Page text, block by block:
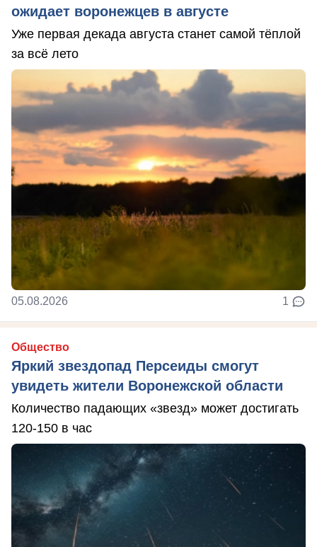
ожидает воронежцев в августе
Уже первая декада августа станет самой тёплой
за всё лето
05.08.2026 1
Общество
Яркий звездопад Персеиды смогут
увидеть жители Воронежской области
Количество падающих «звезд» может достигать
120-150 в час